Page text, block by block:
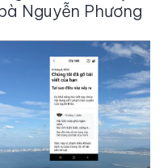
Nguyễn Phương